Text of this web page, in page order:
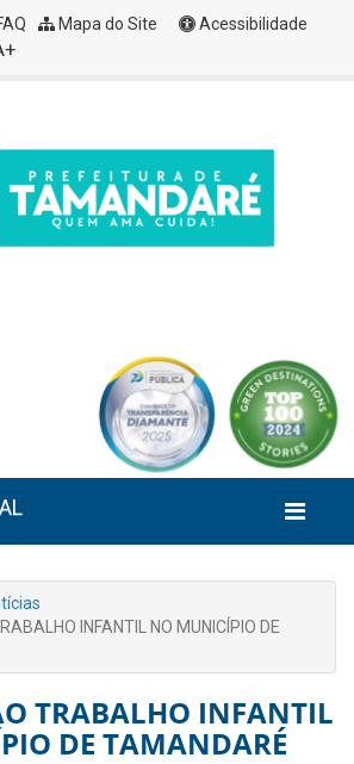
Mapa do Site
Acessibilidade
INFANTIL NO MUNICÍPIO DE
TRABALHO INFANTIL
DE TAMANDARÉ